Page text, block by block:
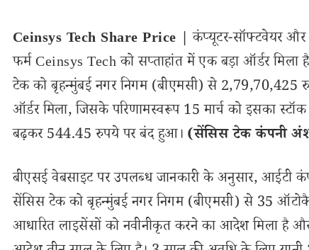
Ceinsys Tech Share Price | कंप्यूटर-सॉफ्टवेयर
फर्म Ceinsys Tech को सप्ताहांत में एक बड़ा ऑर्डर मिला
टेक को बृहन्मुंबई नगर निगम (बीएमसी) से 2,79,70,425
ऑर्डर मिला, जिसके परिणामस्वरूप 15 मार्च को इसका
बढ़कर 544.45 रुपये पर बंद हुआ। (सेंसिस टेक कंपनी
बीएसई वेबसाइट पर उपलब्ध जानकारी के अनुसार, आईटी
सेंसिस टेक को बृहन्मुंबई नगर निगम (बीएमसी) से 35
आधारित लाइसेंसों को नवीनीकृत करने का आदेश मिला है